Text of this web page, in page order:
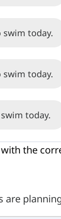
today.
today.
today.
the
are